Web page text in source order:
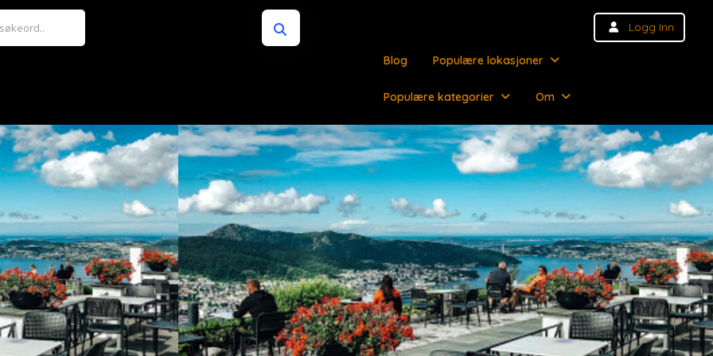
Logg Inn
Blog Populære lokasjoner
Populære kategorier Om